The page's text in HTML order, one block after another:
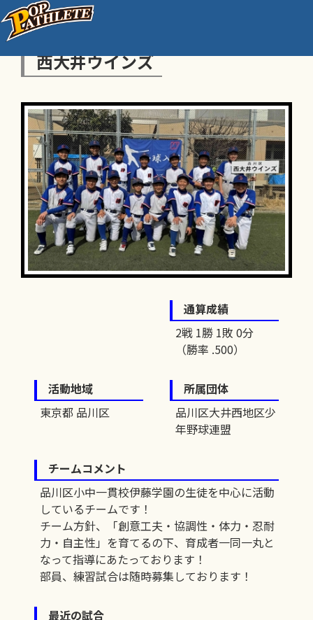
西大井ウインズ
通算成績
2戦 1勝 1敗 0分
（勝率 .500）
活動地域
東京都 品川区
所属団体
品川区大井西地区少
年野球連盟
チームコメント
品川区小中一貫校伊藤学園の生徒を中心に活動
しているチームです！
チーム方針、「創意工夫・協調性・体力・忍耐
力・自主性」を育てるの下、育成者一同一丸と
なって指導にあたっております！
部員、練習試合は随時募集しております！
最近の試合